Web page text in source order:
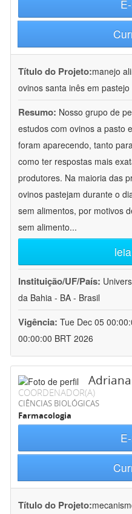
Título do Projeto:manejo
ovinos santa inês em pastejo
Resumo: Nosso grupo de
estudos com ovinos a pasto
foram aparecendo, tanto
como ter respostas mais
produtores. Na maioria das
ovinos pastejam durante o
sem alimentos, por motivos
sem alimento...
Instituição/UF/País:
da Bahia - BA - Brasil
Vigência: Tue Dec 05
00:00:00 BRT 2026
COORDENADOR(A)
CIÊNCIAS BIOLÓGICAS
Farmacologia
Título do Projeto: